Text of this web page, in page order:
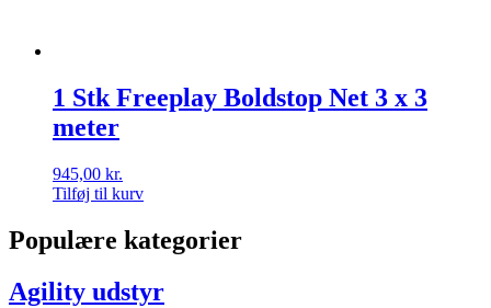
1 Stk Freeplay Boldstop Net 3 x 3
meter
945,00 kr.
Tilføj til kurv
Populære kategorier
Agility udstyr